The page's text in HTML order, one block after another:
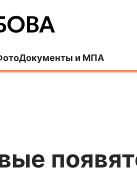
Документы и МПА